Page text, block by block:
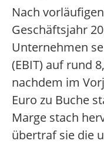
Nach
Geschäftsjahr
Unternehmen
(EBIT) auf rund
nachdem im
Euro zu Buche
Marge stach
übertraf sie die